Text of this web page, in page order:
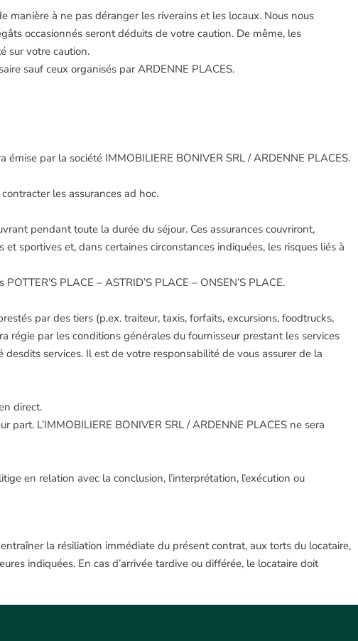
manière à ne pas déranger les riverains et les locaux. Nous nous
occasionnés seront déduits de votre caution. De même, les
sur votre caution.
sauf ceux organisés par ARDENNE PLACES.
par la société IMMOBILIERE BONIVER SRL / ARDENNE PLACES.
les assurances ad hoc.
pendant toute la durée du séjour. Ces assurances couvriront,
sportives et, dans certaines circonstances indiquées, les risques liés à
PLACE – ASTRID’S PLACE – ONSEN’S PLACE.
par des tiers (p.ex. traiteur, taxis, forfaits, excursions, foodtrucks,
régie par les conditions générales du fournisseur prestant les services
services. Il est de votre responsabilité de vous assurer de la
direct.
L’IMMOBILIERE BONIVER SRL / ARDENNE PLACES ne sera
en relation avec la conclusion, l’interprétation, l’exécution ou
la résiliation immédiate du présent contrat, aux torts du locataire,
indiquées. En cas d’arrivée tardive ou différée, le locataire doit